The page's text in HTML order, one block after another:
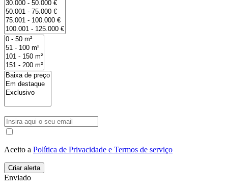
Aceito a Política de Privacidade e Termos de serviço
Enviado